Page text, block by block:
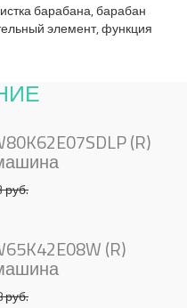
барабана, барабан
элемент, функция
(R)
руб.
(R)
руб.